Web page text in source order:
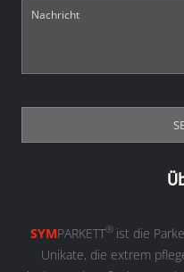
SYMPARKETT® ist die
Unikate, die extrem